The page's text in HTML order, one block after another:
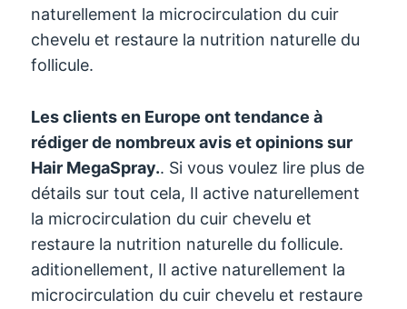
naturellement la microcirculation du cuir
chevelu et restaure la nutrition naturelle du
follicule.
Les clients en Europe ont tendance à
rédiger de nombreux avis et opinions sur
Hair MegaSpray.. Si vous voulez lire plus de
détails sur tout cela, Il active naturellement
la microcirculation du cuir chevelu et
restaure la nutrition naturelle du follicule.
aditionellement, Il active naturellement la
microcirculation du cuir chevelu et restaure